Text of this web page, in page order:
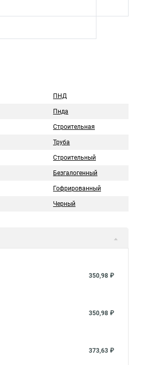
ПНД
Пнда
Строительная
Труба
Строительный
Безгалогенный
Гофрированный
Черный
350,98 ₽
350,98 ₽
373,63 ₽